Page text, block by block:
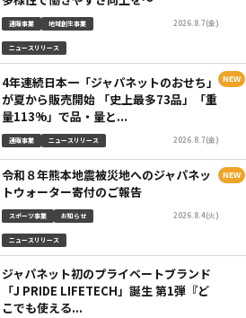
通販事業 地域創生事業
ニュースリリース
2026.8.7(金)
4年連続日本一「ジャパネットのおせち」
が夏から販売開始 「史上最多73品」「重
量113%」で品・量と...
通販事業 ニュースリリース 2026.8.7(金)
令和８年熊本地震被災地へのジャパネッ
トウォーター寄付のご報告
スポーツ事業 お知らせ
ニュースリリース
2026.8.4(火)
ジャパネット初のプライベートブランド
「J PRIDE LIFETECH」誕生 第1弾『ど
こでも使える...